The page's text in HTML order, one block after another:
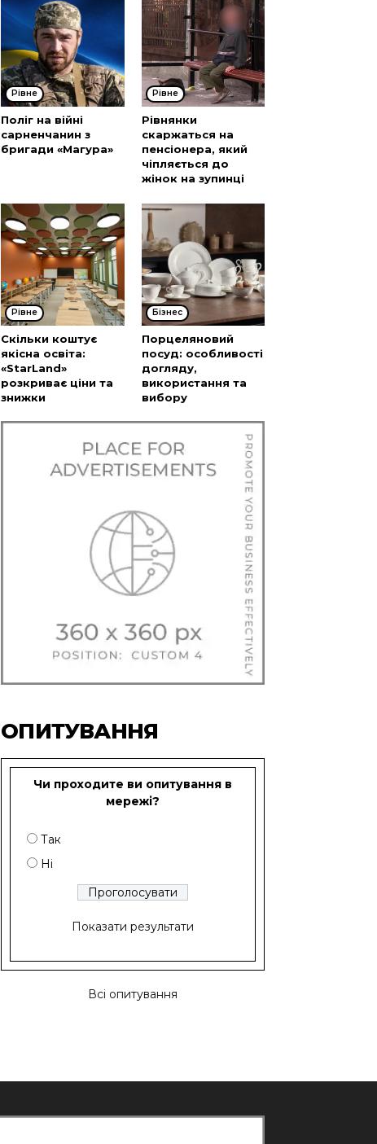
Рівне
Поліг на війні
сарненчанин з
бригади «Магура»
Рівне
Рівнянки
скаржаться на
пенсіонера, який
чіпляється до
жінок на зупинці
Рівне
Скільки коштує
якісна освіта:
«StarLand»
розкриває ціни та
знижки
Бізнес
Порцеляновий
посуд: особливості
догляду,
використання та
вибору
ОПИТУВАННЯ
Чи проходите ви опитування в
мережі?
Так
Ні
Показати результати
Всі опитування